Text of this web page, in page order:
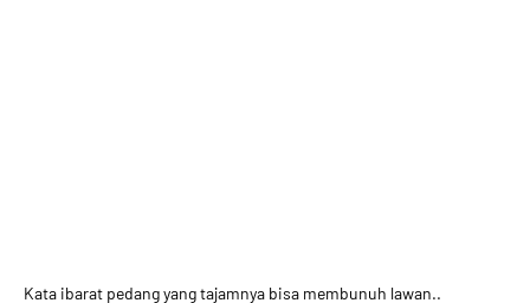
Kata ibarat pedang yang tajamnya bisa membunuh lawan..